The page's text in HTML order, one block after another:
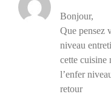
Bonjour,
Que pensez
niveau
cette cuisine
l’enfer
retour